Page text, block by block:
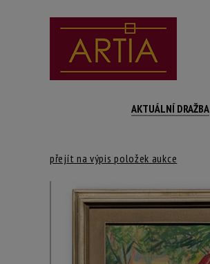
AKTUÁLNÍ DRAŽBA
přejít na výpis položek aukce